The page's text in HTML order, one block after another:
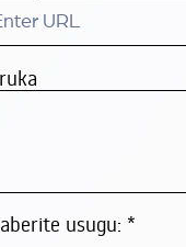
usugu: *